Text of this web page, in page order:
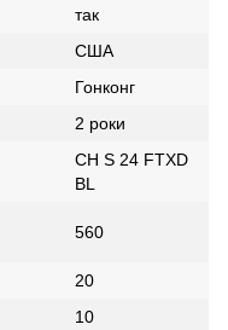
так
США
Гонконг
2 роки
CH S 24 FTXD
BL
560
20
10